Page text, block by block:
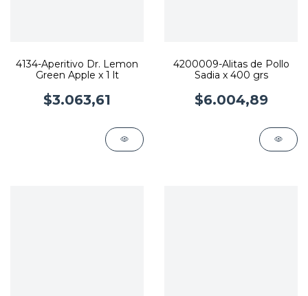
4134-Aperitivo Dr. Lemon
Green Apple x 1 lt
$3.063,61
4200009-Alitas de Pollo
Sadia x 400 grs
$6.004,89